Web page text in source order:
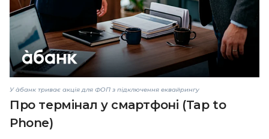
У àбанк триває акція для ФОП з підключення еквайрингу
Про термінал у смартфоні (Tap to
Phone)